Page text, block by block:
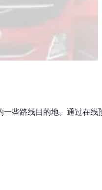
一些路线目的地。通过在线